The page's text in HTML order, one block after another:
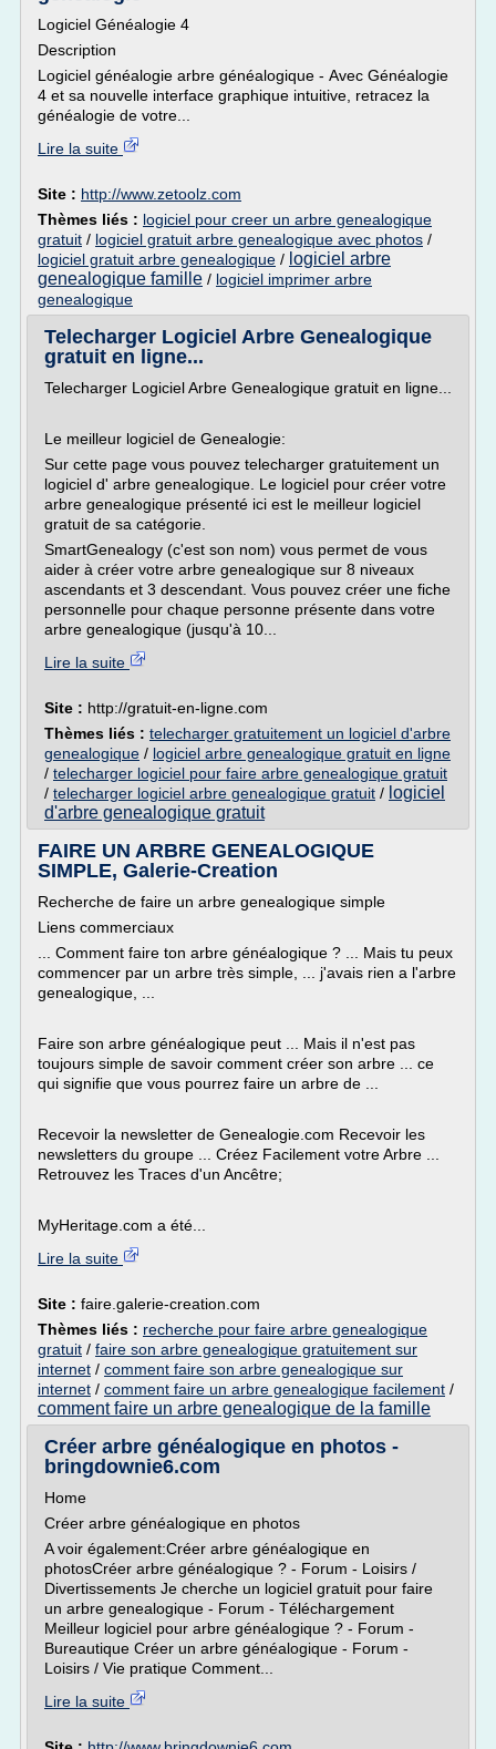
Logiciel Généalogie 4
Description
Logiciel généalogie arbre généalogique - Avec Généalogie
4 et sa nouvelle interface graphique intuitive, retracez la
généalogie de votre...
Lire la suite
Site : http://www.zetoolz.com
Thèmes liés : logiciel pour creer un arbre genealogique
gratuit / logiciel gratuit arbre genealogique avec photos /
logiciel gratuit arbre genealogique / logiciel arbre
genealogique famille / logiciel imprimer arbre
genealogique
Telecharger Logiciel Arbre Genealogique
gratuit en ligne...
Telecharger Logiciel Arbre Genealogique gratuit en ligne...
Le meilleur logiciel de Genealogie:
Sur cette page vous pouvez telecharger gratuitement un
logiciel d' arbre genealogique. Le logiciel pour créer votre
arbre genealogique présenté ici est le meilleur logiciel
gratuit de sa catégorie.
SmartGenealogy (c'est son nom) vous permet de vous
aider à créer votre arbre genealogique sur 8 niveaux
ascendants et 3 descendant. Vous pouvez créer une fiche
personnelle pour chaque personne présente dans votre
arbre genealogique (jusqu'à 10...
Lire la suite
Site : http://gratuit-en-ligne.com
Thèmes liés : telecharger gratuitement un logiciel d'arbre
genealogique / logiciel arbre genealogique gratuit en ligne
/ telecharger logiciel pour faire arbre genealogique gratuit
/ telecharger logiciel arbre genealogique gratuit / logiciel
d'arbre genealogique gratuit
FAIRE UN ARBRE GENEALOGIQUE
SIMPLE, Galerie-Creation
Recherche de faire un arbre genealogique simple
Liens commerciaux
... Comment faire ton arbre généalogique ? ... Mais tu peux
commencer par un arbre très simple, ... j'avais rien a l'arbre
genealogique, ...
Faire son arbre généalogique peut ... Mais il n'est pas
toujours simple de savoir comment créer son arbre ... ce
qui signifie que vous pourrez faire un arbre de ...
Recevoir la newsletter de Genealogie.com Recevoir les
newsletters du groupe ... Créez Facilement votre Arbre ...
Retrouvez les Traces d'un Ancêtre;
MyHeritage.com a été...
Lire la suite
Site : faire.galerie-creation.com
Thèmes liés : recherche pour faire arbre genealogique
gratuit / faire son arbre genealogique gratuitement sur
internet / comment faire son arbre genealogique sur
internet / comment faire un arbre genealogique facilement /
comment faire un arbre genealogique de la famille
Créer arbre généalogique en photos -
bringdownie6.com
Home
Créer arbre généalogique en photos
A voir également:Créer arbre généalogique en
photosCréer arbre généalogique ? - Forum - Loisirs /
Divertissements Je cherche un logiciel gratuit pour faire
un arbre genealogique - Forum - Téléchargement
Meilleur logiciel pour arbre généalogique ? - Forum -
Bureautique Créer un arbre généalogique - Forum -
Loisirs / Vie pratique Comment...
Lire la suite